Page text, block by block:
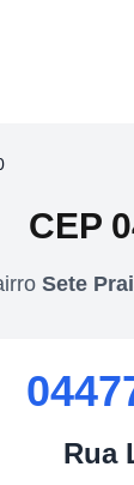
CEP
Sete
Rua